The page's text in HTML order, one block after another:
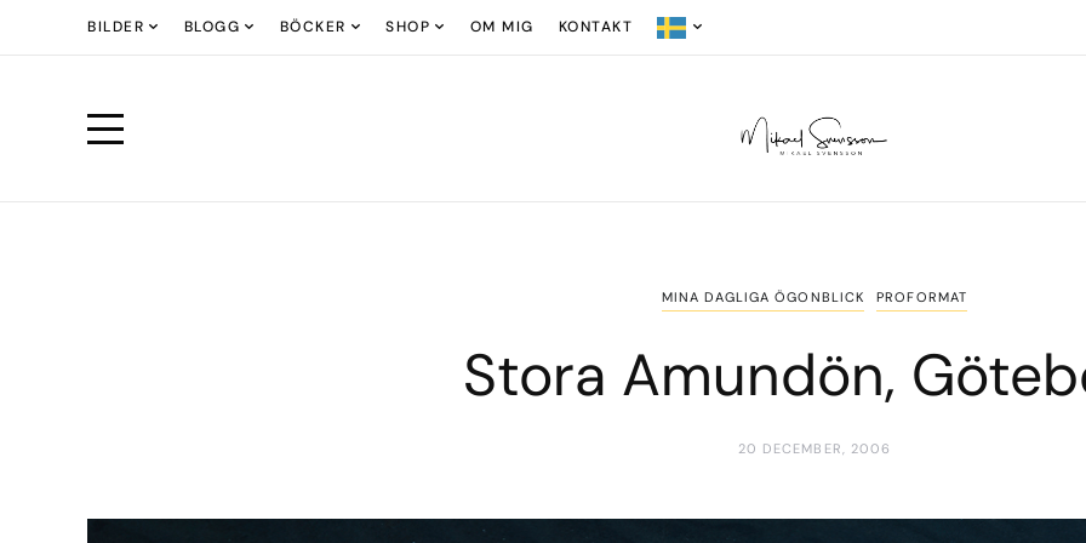
BILDER BLOGG BÖCKER SHOP OM MIG KONTAKT
MINA DAGLIGA ÖGONBLICK PROFORMAT
Stora Amundön,
20 DECEMBER, 2006